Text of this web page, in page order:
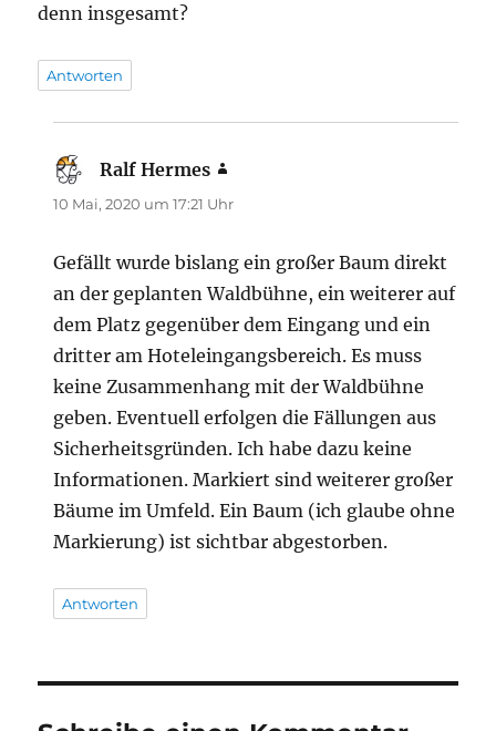
denn insgesamt?
Antworten
Ralf Hermes
10 Mai, 2020 um 17:21 Uhr
Gefällt wurde bislang ein großer Baum direkt
an der geplanten Waldbühne, ein weiterer auf
dem Platz gegenüber dem Eingang und ein
dritter am Hoteleingangsbereich. Es muss
keine Zusammenhang mit der Waldbühne
geben. Eventuell erfolgen die Fällungen aus
Sicherheitsgründen. Ich habe dazu keine
Informationen. Markiert sind weiterer großer
Bäume im Umfeld. Ein Baum (ich glaube ohne
Markierung) ist sichtbar abgestorben.
Antworten